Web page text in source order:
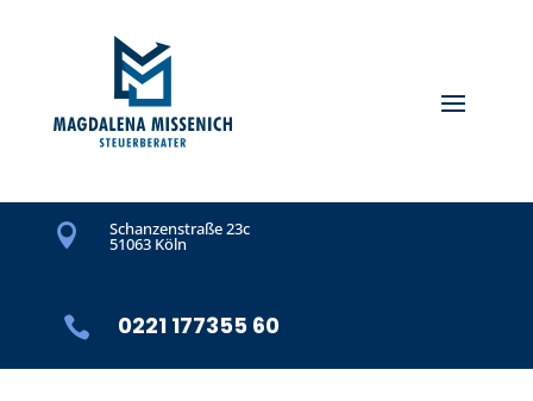
 Schanzenstraße 23c
51063 Köln
 0221 177355 60